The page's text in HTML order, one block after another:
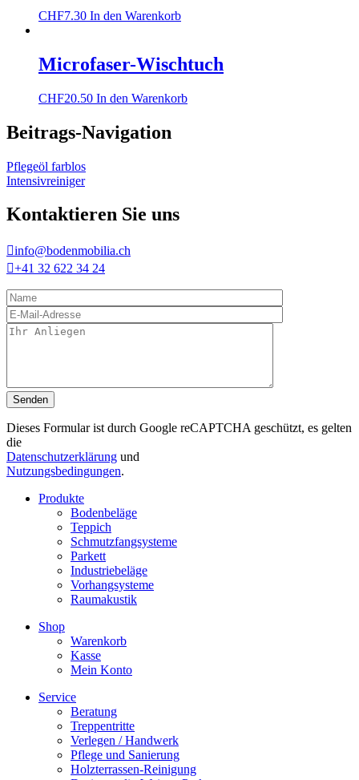
CHF7.30 In den Warenkorb
Microfaser-Wischtuch
CHF20.50 In den Warenkorb
Beitrags-Navigation
Pflegeöl farblos
Intensivreiniger
Kontaktieren Sie uns
info@bodenmobilia.ch
+41 32 622 34 24
Dieses Formular ist durch Google reCAPTCHA geschützt, es gelten
die
Datenschutzerklärung und
Nutzungsbedingungen.
Produkte
Bodenbeläge
Teppich
Schmutzfangsysteme
Parkett
Industriebeläge
Vorhangsysteme
Raumakustik
Shop
Warenkorb
Kasse
Mein Konto
Service
Beratung
Treppentritte
Verlegen / Handwerk
Pflege und Sanierung
Holzterrassen-Reinigung